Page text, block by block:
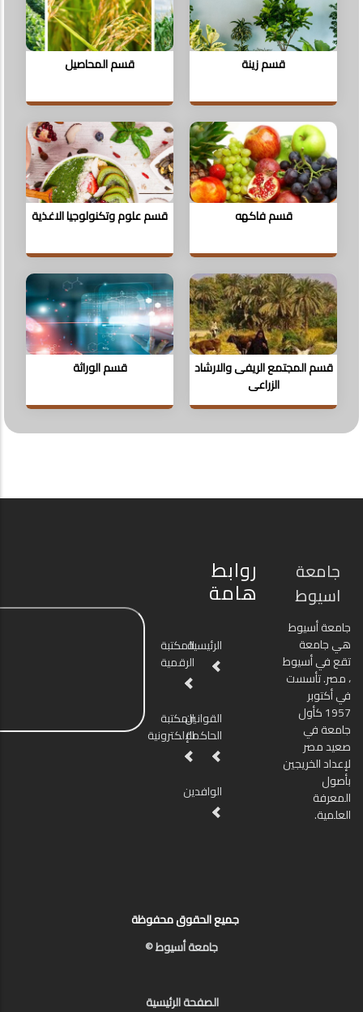
قسم زينة قسم المحاصيل
قسم فاكهه قسم علوم وتكنولوجيا الاغذية
قسم المجتمع الريفى والارشاد
الزراعى
قسم الوراثة
جامعة
اسيوط
جامعة أسيوط
هي جامعة
تقع في أسيوط
، مصر. تأسست
في أكتوبر
1957 كأول
جامعة في
صعيد مصر
لإعداد الخريجين
بأصول
المعرفة
العلمية.
روابط
هامة
الرئيسيةالمكتبة
الرقمية
القوانين
الحاكمة
المكتبة
الإلكترونية
الوافدين
جميع الحقوق محفوظة
جامعة أسيوط ©
الصفحة الرئيسية